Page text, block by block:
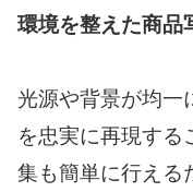
環境を整えた商品
光源や背景が均一
を忠実に再現する
集も簡単に行える